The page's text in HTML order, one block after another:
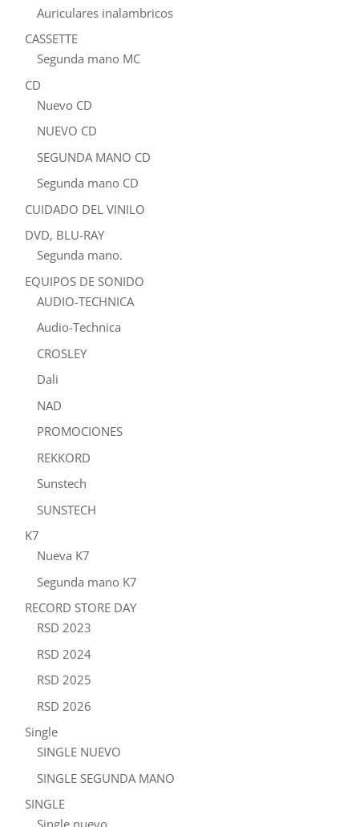
Auriculares inalambricos
CASSETTE
Segunda mano MC
CD
Nuevo CD
NUEVO CD
SEGUNDA MANO CD
Segunda mano CD
CUIDADO DEL VINILO
DVD, BLU-RAY
Segunda mano.
EQUIPOS DE SONIDO
AUDIO-TECHNICA
Audio-Technica
CROSLEY
Dali
NAD
PROMOCIONES
REKKORD
Sunstech
SUNSTECH
K7
Nueva K7
Segunda mano K7
RECORD STORE DAY
RSD 2023
RSD 2024
RSD 2025
RSD 2026
Single
SINGLE NUEVO
SINGLE SEGUNDA MANO
SINGLE